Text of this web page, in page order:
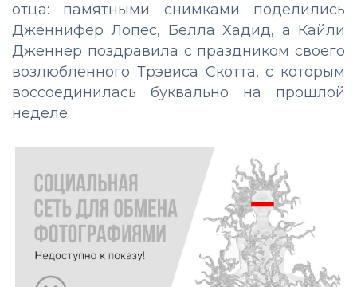
отца: памятными снимками поделились
Дженнифер Лопес, Белла Хадид, а Кайли
Дженнер поздравила с праздником своего
возлюбленного Трэвиса Скотта, с которым
воссоединилась буквально на прошлой
неделе.